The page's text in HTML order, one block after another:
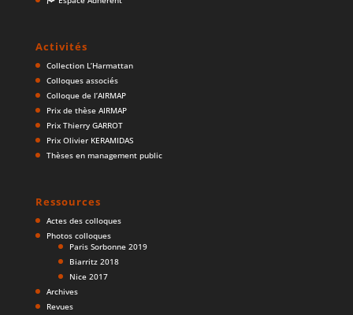
Activités
Collection L’Harmattan
Colloques associés
Colloque de l’AIRMAP
Prix de thèse AIRMAP
Prix Thierry GARROT
Prix Olivier KERAMIDAS
Thèses en management public
Ressources
Actes des colloques
Photos colloques
Paris Sorbonne 2019
Biarritz 2018
Nice 2017
Archives
Revues